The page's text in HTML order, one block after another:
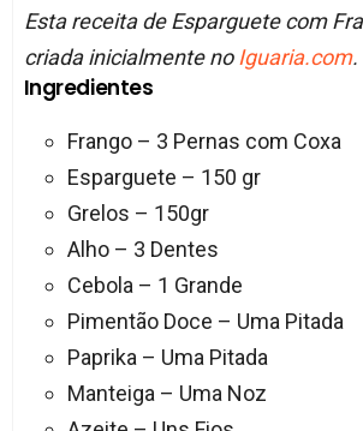
Esta receita de Esparguete com
criada inicialmente no Iguaria.com.
Ingredientes
Frango – 3 Pernas com Coxa
Esparguete – 150 gr
Grelos – 150gr
Alho – 3 Dentes
Cebola – 1 Grande
Pimentão Doce – Uma Pitada
Paprika – Uma Pitada
Manteiga – Uma Noz